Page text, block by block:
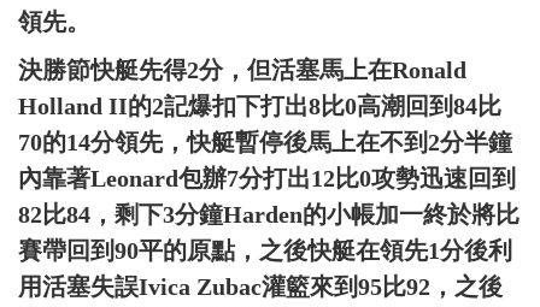
領先。
決勝節快艇先得2分，但活塞馬上在Ronald
Holland II的2記爆扣下打出8比0高潮回到84比
70的14分領先，快艇暫停後馬上在不到2分半鐘
內靠著Leonard包辦7分打出12比0攻勢迅速回到
82比84，剩下3分鐘Harden的小帳加一終於將比
賽帶回到90平的原點，之後快艇在領先1分後利
用活塞失誤Ivica Zubac灌籃來到95比92，之後